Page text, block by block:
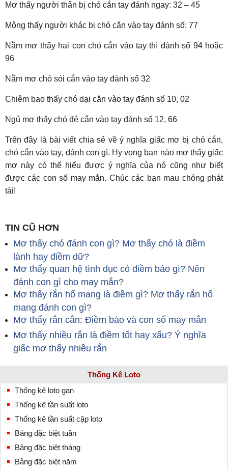
Mơ thấy người thân bị chó cắn tay đánh ngay: 32 – 45
Mộng thấy người khác bị chó cắn vào tay đánh số: 77
Nằm mơ thấy hai con chó cắn vào tay thì đánh số 94 hoặc
96
Nằm mơ chó sói cắn vào tay đánh số 32
Chiêm bao thấy chó dại cắn vào tay đánh số 10, 02
Ngủ mơ thấy chó đẻ cắn vào tay đánh số 12, 66
Trên đây là bài viết chia sẻ về ý nghĩa giấc mơ bị chó cắn,
chó cắn vào tay, đánh con gì. Hy vọng bạn nào mơ thấy giấc
mơ này có thể hiểu được ý nghĩa của nó cũng như biết
được các con số may mắn. Chúc các bạn mau chóng phát
tài!
TIN CŨ HƠN
Mơ thấy chó đánh con gì? Mơ thấy chó là điềm
lành hay điềm dữ?
Mơ thấy quan hệ tình dục có điềm báo gì? Nên
đánh con gì cho may mắn?
Mơ thấy rắn hổ mang là điềm gì? Mơ thấy rắn hổ
mang đánh con gì?
Mơ thấy rắn cắn: Điềm báo và con số may mắn
Mơ thấy nhiều rắn là điềm tốt hay xấu? Ý nghĩa
giấc mơ thấy nhiều rắn
Thống Kê Loto
Thống kê loto gan
Thống kê tần suất loto
Thống kê tần suất cặp loto
Bảng đặc biệt tuần
Bảng đặc biệt tháng
Bảng đặc biệt năm